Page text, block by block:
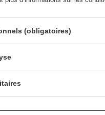
TEAM RED BULL
F1
(obligatoires)